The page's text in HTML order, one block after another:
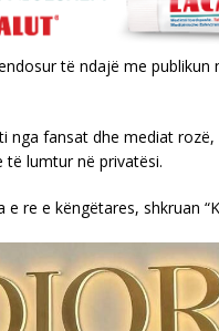
të ndajë me
nga fansat dhe mediat
lumtur në privatësi.
re e këngëtares, shkruan